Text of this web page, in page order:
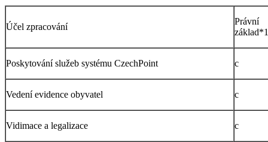
Účel zpracování
Právní
Poskytování služeb systému CzechPoint c
Vedení evidence obyvatel c
Vidimace a legalizace c